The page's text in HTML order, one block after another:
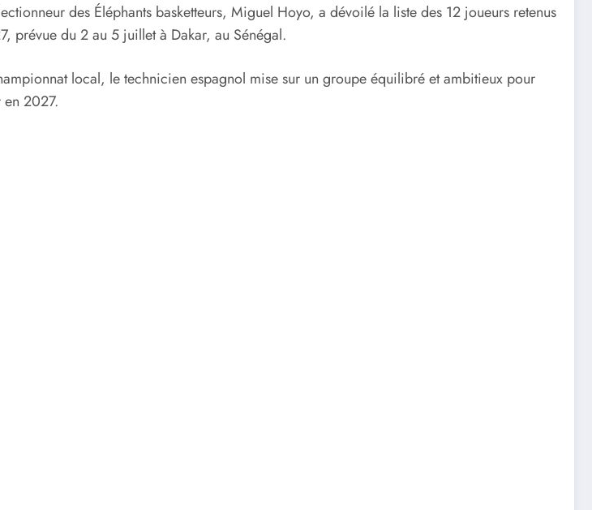
des Éléphants basketteurs, Miguel Hoyo, a dévoilé la liste des 12 joueurs retenus
prévue du 2 au 5 juillet à Dakar, au Sénégal.
local, le technicien espagnol mise sur un groupe équilibré et ambitieux pour
2027.